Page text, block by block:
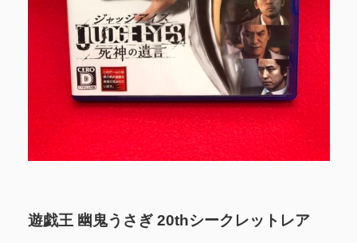
遊戯王 幽鬼うさぎ 20thシークレットレア